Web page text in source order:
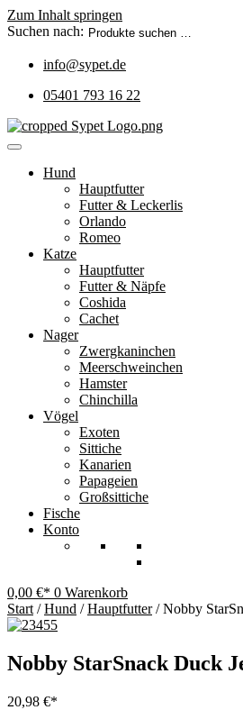
Zum Inhalt springen
Suchen nach:
info@sypet.de
05401 793 16 22
Hund
Hauptfutter
Futter & Leckerlis
Orlando
Romeo
Katze
Hauptfutter
Futter & Näpfe
Coshida
Cachet
Nager
Zwergkaninchen
Meerschweinchen
Hamster
Chinchilla
Vögel
Exoten
Sittiche
Kanarien
Papageien
Großsittiche
Fische
Konto
0,00 € 0 Warenkorb
Start /Hund /Hauptfutter/ Nobby
Nobby StarSnack Duck
20,98 €